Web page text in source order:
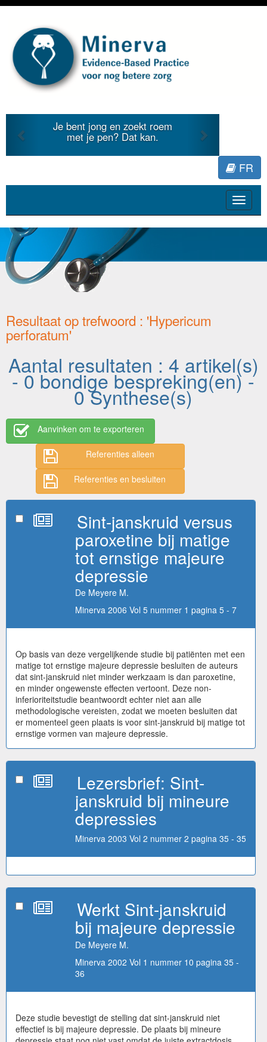
Je bent jong en zoekt roem
met je pen? Dat kan.
Previous
FR
Toggle
Resultaat op trefwoord : 'Hypericum
perforatum'
Aantal resultaten : 4 artikel(s)
- 0 bondige bespreking(en) -
0 Synthese(s)
Aanvinken om te exporteren
Referenties alleen
Referenties en besluiten
Sint-janskruid versus
paroxetine bij matige
tot ernstige majeure
depressie
De Meyere M.
Minerva 2006 Vol 5 nummer 1 pagina 5 - 7
Op basis van deze vergelijkende studie bij patiënten met een
matige tot ernstige majeure depressie besluiten de auteurs
dat sint-janskruid niet minder werkzaam is dan paroxetine,
en minder ongewenste effecten vertoont. Deze non-
inferioriteitstudie beantwoordt echter niet aan alle
methodologische vereisten, zodat we moeten besluiten dat
er momenteel geen plaats is voor sint-janskruid bij matige tot
ernstige vormen van majeure depressie.
Lezersbrief: Sint-
janskruid bij mineure
depressies
Minerva 2003 Vol 2 nummer 2 pagina 35 - 35
Werkt Sint-janskruid
bij majeure depressie
De Meyere M.
Minerva 2002 Vol 1 nummer 10 pagina 35 -
36
Deze studie bevestigt de stelling dat sint-janskruid niet
effectief is bij majeure depressie. De plaats bij mineure